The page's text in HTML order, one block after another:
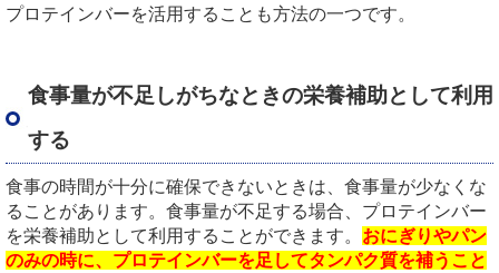
プロテインバーを活用することも方法の一つです。
食事量が不足しがちなときの栄養補助として利用
する
食事の時間が十分に確保できないときは、食事量が少なくな
ることがあります。食事量が不足する場合、プロテインバー
を栄養補助として利用することができます。 おにぎりやパン
のみの時に、プロテインバーを足してタンパク質を補うこと